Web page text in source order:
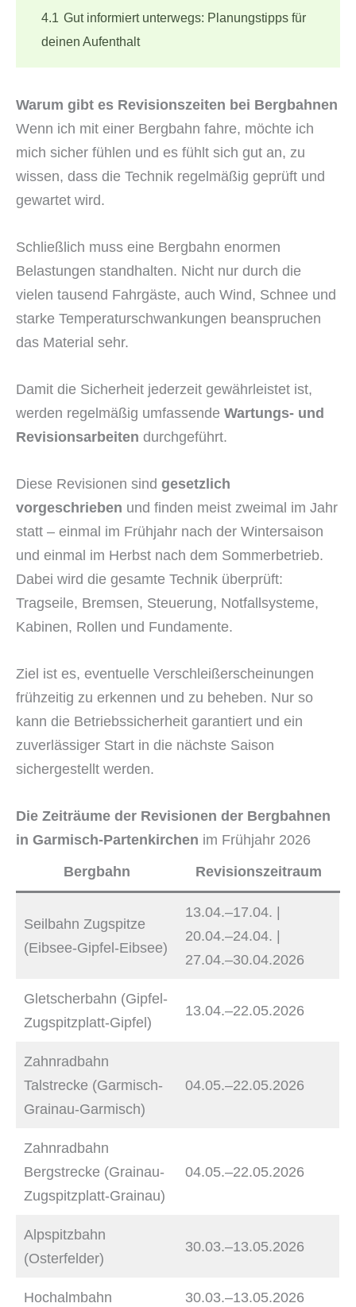
4.1 Gut informiert unterwegs: Planungstipps für
deinen Aufenthalt
Warum gibt es Revisionszeiten bei Bergbahnen
Wenn ich mit einer Bergbahn fahre, möchte ich
mich sicher fühlen und es fühlt sich gut an, zu
wissen, dass die Technik regelmäßig geprüft und
gewartet wird.
Schließlich muss eine Bergbahn enormen
Belastungen standhalten. Nicht nur durch die
vielen tausend Fahrgäste, auch Wind, Schnee und
starke Temperaturschwankungen beanspruchen
das Material sehr.
Damit die Sicherheit jederzeit gewährleistet ist,
werden regelmäßig umfassende Wartungs- und
Revisionsarbeiten durchgeführt.
Diese Revisionen sind gesetzlich
vorgeschrieben und finden meist zweimal im Jahr
statt – einmal im Frühjahr nach der Wintersaison
und einmal im Herbst nach dem Sommerbetrieb.
Dabei wird die gesamte Technik überprüft:
Tragseile, Bremsen, Steuerung, Notfallsysteme,
Kabinen, Rollen und Fundamente.
Ziel ist es, eventuelle Verschleißerscheinungen
frühzeitig zu erkennen und zu beheben. Nur so
kann die Betriebssicherheit garantiert und ein
zuverlässiger Start in die nächste Saison
sichergestellt werden.
Die Zeiträume der Revisionen der Bergbahnen
in Garmisch-Partenkirchen im Frühjahr 2026
Bergbahn
Revisionszeitraum
Seilbahn Zugspitze
(Eibsee-Gipfel-Eibsee)
13.04.–17.04. |
20.04.–24.04. |
27.04.–30.04.2026
Gletscherbahn (Gipfel-
Zugspitzplatt-Gipfel)
13.04.–22.05.2026
Zahnradbahn
Talstrecke (Garmisch-
Grainau-Garmisch)
04.05.–22.05.2026
Zahnradbahn
Bergstrecke (Grainau-
Zugspitzplatt-Grainau)
04.05.–22.05.2026
Alpspitzbahn
(Osterfelder)
30.03.–13.05.2026
Hochalmbahn 30.03.–13.05.2026